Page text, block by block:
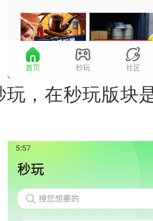
，在秒玩版块